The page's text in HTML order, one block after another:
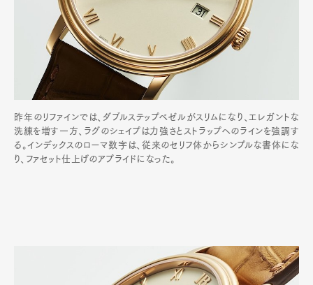
昨年のリファインでは、ダブルステップベゼルがスリムになり、エレガントな
洗練を増す一方、ラグのシェイプは力強さとストラップへのラインを強調す
る。インデックスのローマ数字は、従来のセリフ体からシンプルな書体にな
り、ファセット仕上げのアプライドになった。